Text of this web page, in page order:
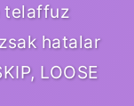
telaffuz
hatalar
LOOSE